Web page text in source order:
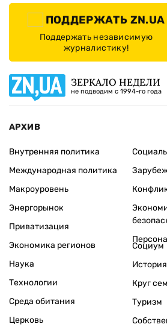
ПОДДЕРЖАТЬ ZN.UA
Поддержать независимую
журналистику!
ЗЕРКАЛО НЕДЕЛИ
не подводим с 1994-го года
АРХИВ
Внутренняя политика
Международная политика
Макроуровень
Энергорынок
Приватизация
Экономика регионов
Наука
Технологии
Среда обитания
Церковь
Социум
История
Круг
Туризм